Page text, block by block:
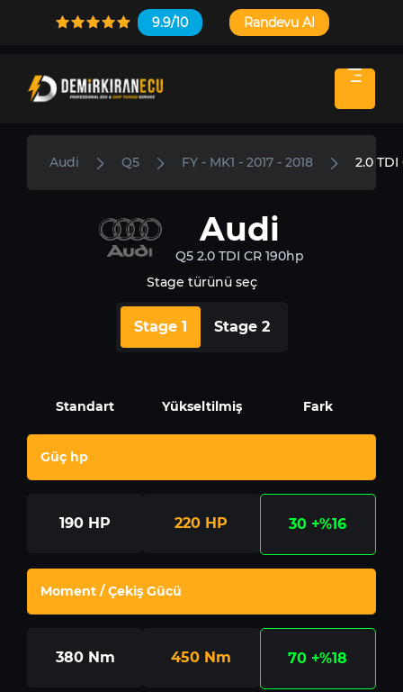
9.9/10 Randevu Al
Audi Q5 FY - MK1 - 2017 - 2018 2.0 TDI
Audi
Q5 2.0 TDI CR 190hp
Stage türünü seç
Stage 1 Stage 2
Standart Yükseltilmiş Fark
Güç hp
190 HP 220 HP 30 +%16
Moment / Çekiş Gücü
380 Nm 450 Nm 70 +%18